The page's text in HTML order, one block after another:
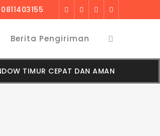
0811403155
Berita Pengiriman
TIMUR CEPAT DAN AMAN